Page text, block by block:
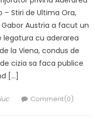
– Stiri de Ultima Ora,
Austria a facut un
legatura cu aderarea
la Viena, condus de
cizia sa faca publice
[…]
Comment(0)